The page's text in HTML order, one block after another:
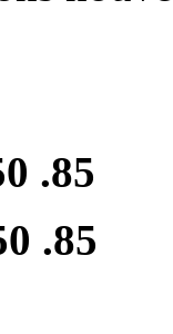
.85
.85